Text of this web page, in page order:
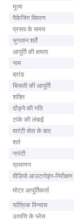
मूल्य
पैकेजिंग विवरण
प्रसव के समय
भुगतान शर्तें
आपूर्ति की क्षमता
नाम
ब्रांड
बिजली की आपूर्ति
शक्ति
दौड़ने की गति
टांके की लंबाई
वारंटी सेवा के बाद
शर्त
गारंटी
प्रमाणन
वीडियो आउटगोइंग-निरीक्षण
मोटर आपूर्तिकर्ता
यांत्रिक विन्यास
उत्पत्ति के प्लेस